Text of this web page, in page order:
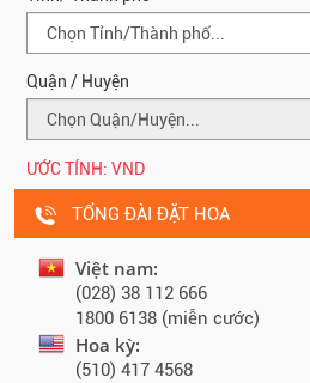
Quận / Huyện
ƯỚC TÍNH: VND
TỔNG ĐÀI ĐẶT HOA
Việt nam:
(028) 38 112 666
1800 6138 (miễn cước)
Hoa kỳ:
(510) 417 4568